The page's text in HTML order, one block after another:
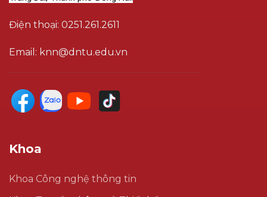
Điện thoại: 0251.261.2611
Email: knn@dntu.edu.vn
Khoa
Khoa Công nghệ thông tin